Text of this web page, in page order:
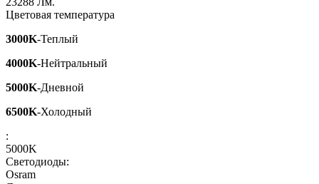
Цветовая температура
3000K-Теплый
4000K-Нейтральный
5000K-Дневной
6500K-Холодный
:
5000K
Светодиоды:
Osram